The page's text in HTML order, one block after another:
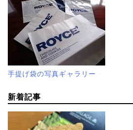
手提げ袋の写真ギャラリー
新着記事